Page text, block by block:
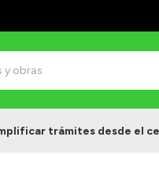
trámites desde el